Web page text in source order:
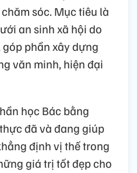
sóc. Mục tiêu là
an sinh xã hội do
phần xây dựng
văn minh, hiện đại
học Bác bằng
đã và đang giúp
định vị thế trong
giá trị tốt đẹp cho